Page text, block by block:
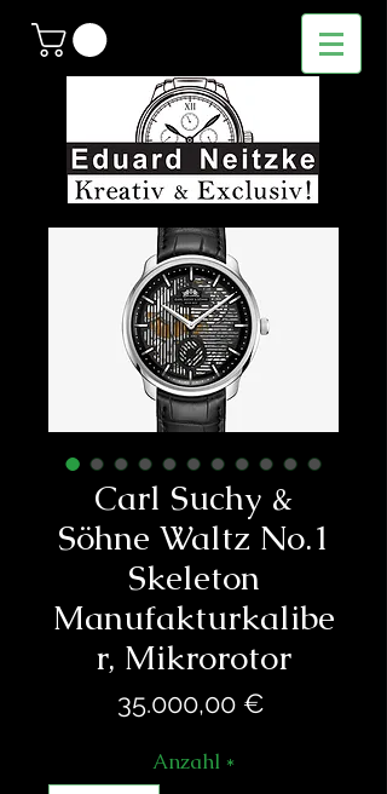
Carl Suchy &
Söhne Waltz No.1
Skeleton
Manufakturkalibe
r, Mikrorotor
35.000,00 €Preis
Anzahl *